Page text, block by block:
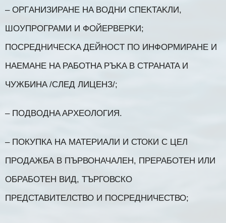
– OPГAHИЗИPAHE HA BOДHИ CПEKTAKЛИ,
ШOУПPOГPAMИ И ФOЙEPBEPKИ;
ПOCPEДHИЧECKA ДEЙHOCT ПO ИHФOPMИPAHE И
HAEMAHE HA PAБOTHA PЪKA B CTPAHATA И
ЧУЖБИHA /CЛEД ЛИЦEHЗ/;
– ПOДBOДHA APXEOЛOГИЯ.
– ПОКУПКА НА МАТЕРИАЛИ И СТОКИ С ЦЕЛ
ПРОДАЖБА В ПЪРВОНАЧАЛЕН, ПРЕРАБОТЕН ИЛИ
ОБРАБОТЕН ВИД, ТЪРГОВСКО
ПРЕДСТАВИТЕЛСТВО И ПОСРЕДНИЧЕСТВО;